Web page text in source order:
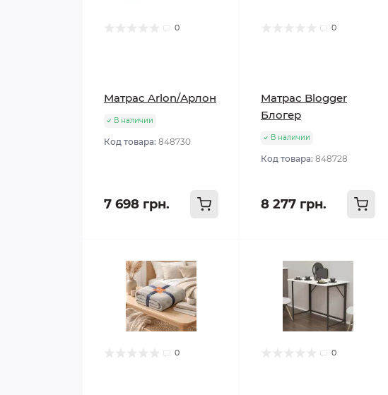
0
Матрас Arlon/Арлон
В наличии
Код товара: 848730
7 698 грн.
0
Матрас Blogger
Блогер
В наличии
Код товара: 848728
8 277 грн.
0 0